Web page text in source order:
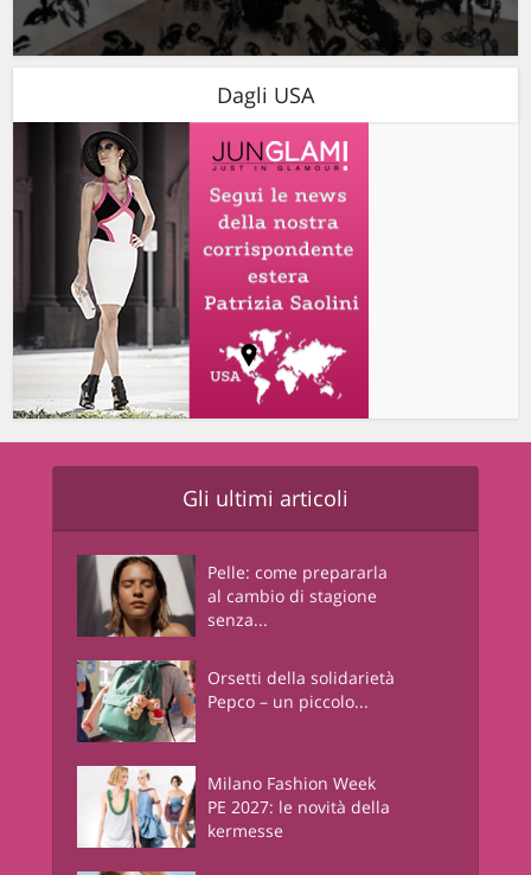
Dagli USA
Gli ultimi articoli
Pelle: come prepararla
al cambio di stagione
senza...
Orsetti della solidarietà
Pepco – un piccolo...
Milano Fashion Week
PE 2027: le novità della
kermesse